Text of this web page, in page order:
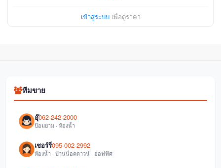
เข้าสู่ระบบเพื่อดูราคา
ทีมขาย
อุ๊062-242-2000
ป้อมยาม · ห้องน้ำ
เชอร์รี่095-002-2992
ห้องน้ำ · บ้านน็อคดาวน์ · ออฟฟิศ